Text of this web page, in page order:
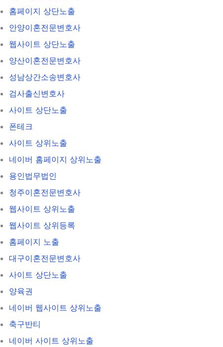
홈페이지 상단노출
안양이혼전문변호사
웹사이트 상단노출
양산이혼전문변호사
성남상간소송변호사
검사출신변호사
사이트 상단노출
폰테크
사이트 상위노출
네이버 홈페이지 상위노출
용인법무법인
청주이혼전문변호사
웹사이트 상위노출
웹사이트 상위등록
홈페이지 노출
대구이혼전문변호사
사이트 상단노출
양육권
네이버 웹사이트 상위노출
축구반티
네이버 사이트 상위노출